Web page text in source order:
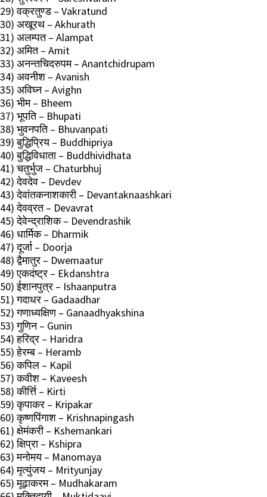
29) वक्रतुण्ड – Vakratund
30) अखूरथ – Akhurath
31) अलम्पत – Alampat
32) अमित – Amit
33) अनन्तचिदरुपम – Anantchidrupam
34) अवनीश – Avanish
35) अविघ्न – Avighn
36) भीम – Bheem
37) भूपति – Bhupati
38) भुवनपति – Bhuvanpati
39) बुद्धिप्रिय – Buddhipriya
40) बुद्धिविधाता – Buddhividhata
41) चतुर्भुज – Chaturbhuj
42) देवदेव – Devdev
43) देवांतकनाशकारी – Devantaknaashkari
44) देवव्रत – Devavrat
45) देवेन्द्राशिक – Devendrashik
46) धार्मिक – Dharmik
47) दूर्जा – Doorja
48) द्वैमातुर – Dwemaatur
49) एकदंष्ट्र – Ekdanshtra
50) ईशानपुत्र – Ishaanputra
51) गदाधर – Gadaadhar
52) गणाध्यक्षिण – Ganaadhyakshina
53) गुणिन – Gunin
54) हरिद्र – Haridra
55) हेरम्ब – Heramb
56) कपिल – Kapil
57) कवीश – Kaveesh
58) कीर्त्ति – Kirti
59) कृपाकर – Kripakar
60) कृष्णपिंगाश – Krishnapingash
61) क्षेमंकरी – Kshemankari
62) क्षिप्रा – Kshipra
63) मनोमय – Manomaya
64) मृत्युंजय – Mrityunjay
65) मूढ़ाकरम – Mudhakaram